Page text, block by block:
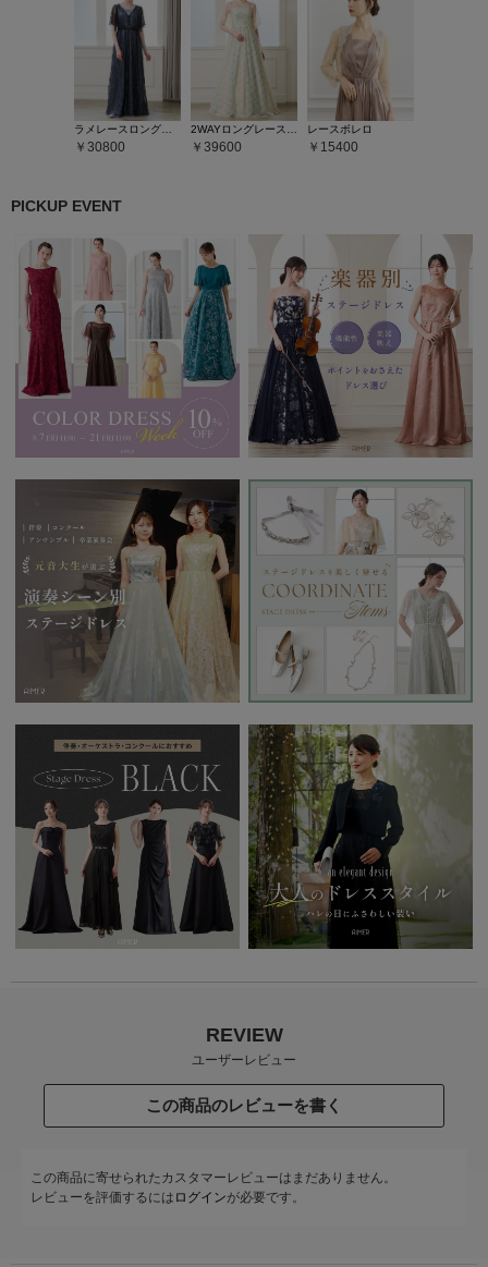
ラメレースロングジレ
30800 39600
レースボレロ
15400
PICKUP EVENT
REVIEW
ユーザーレビュー
この商品のレビューを書く
この商品に寄せられたカスタマーレビューはまだありません。
レビューを評価するには ログインが必要です。